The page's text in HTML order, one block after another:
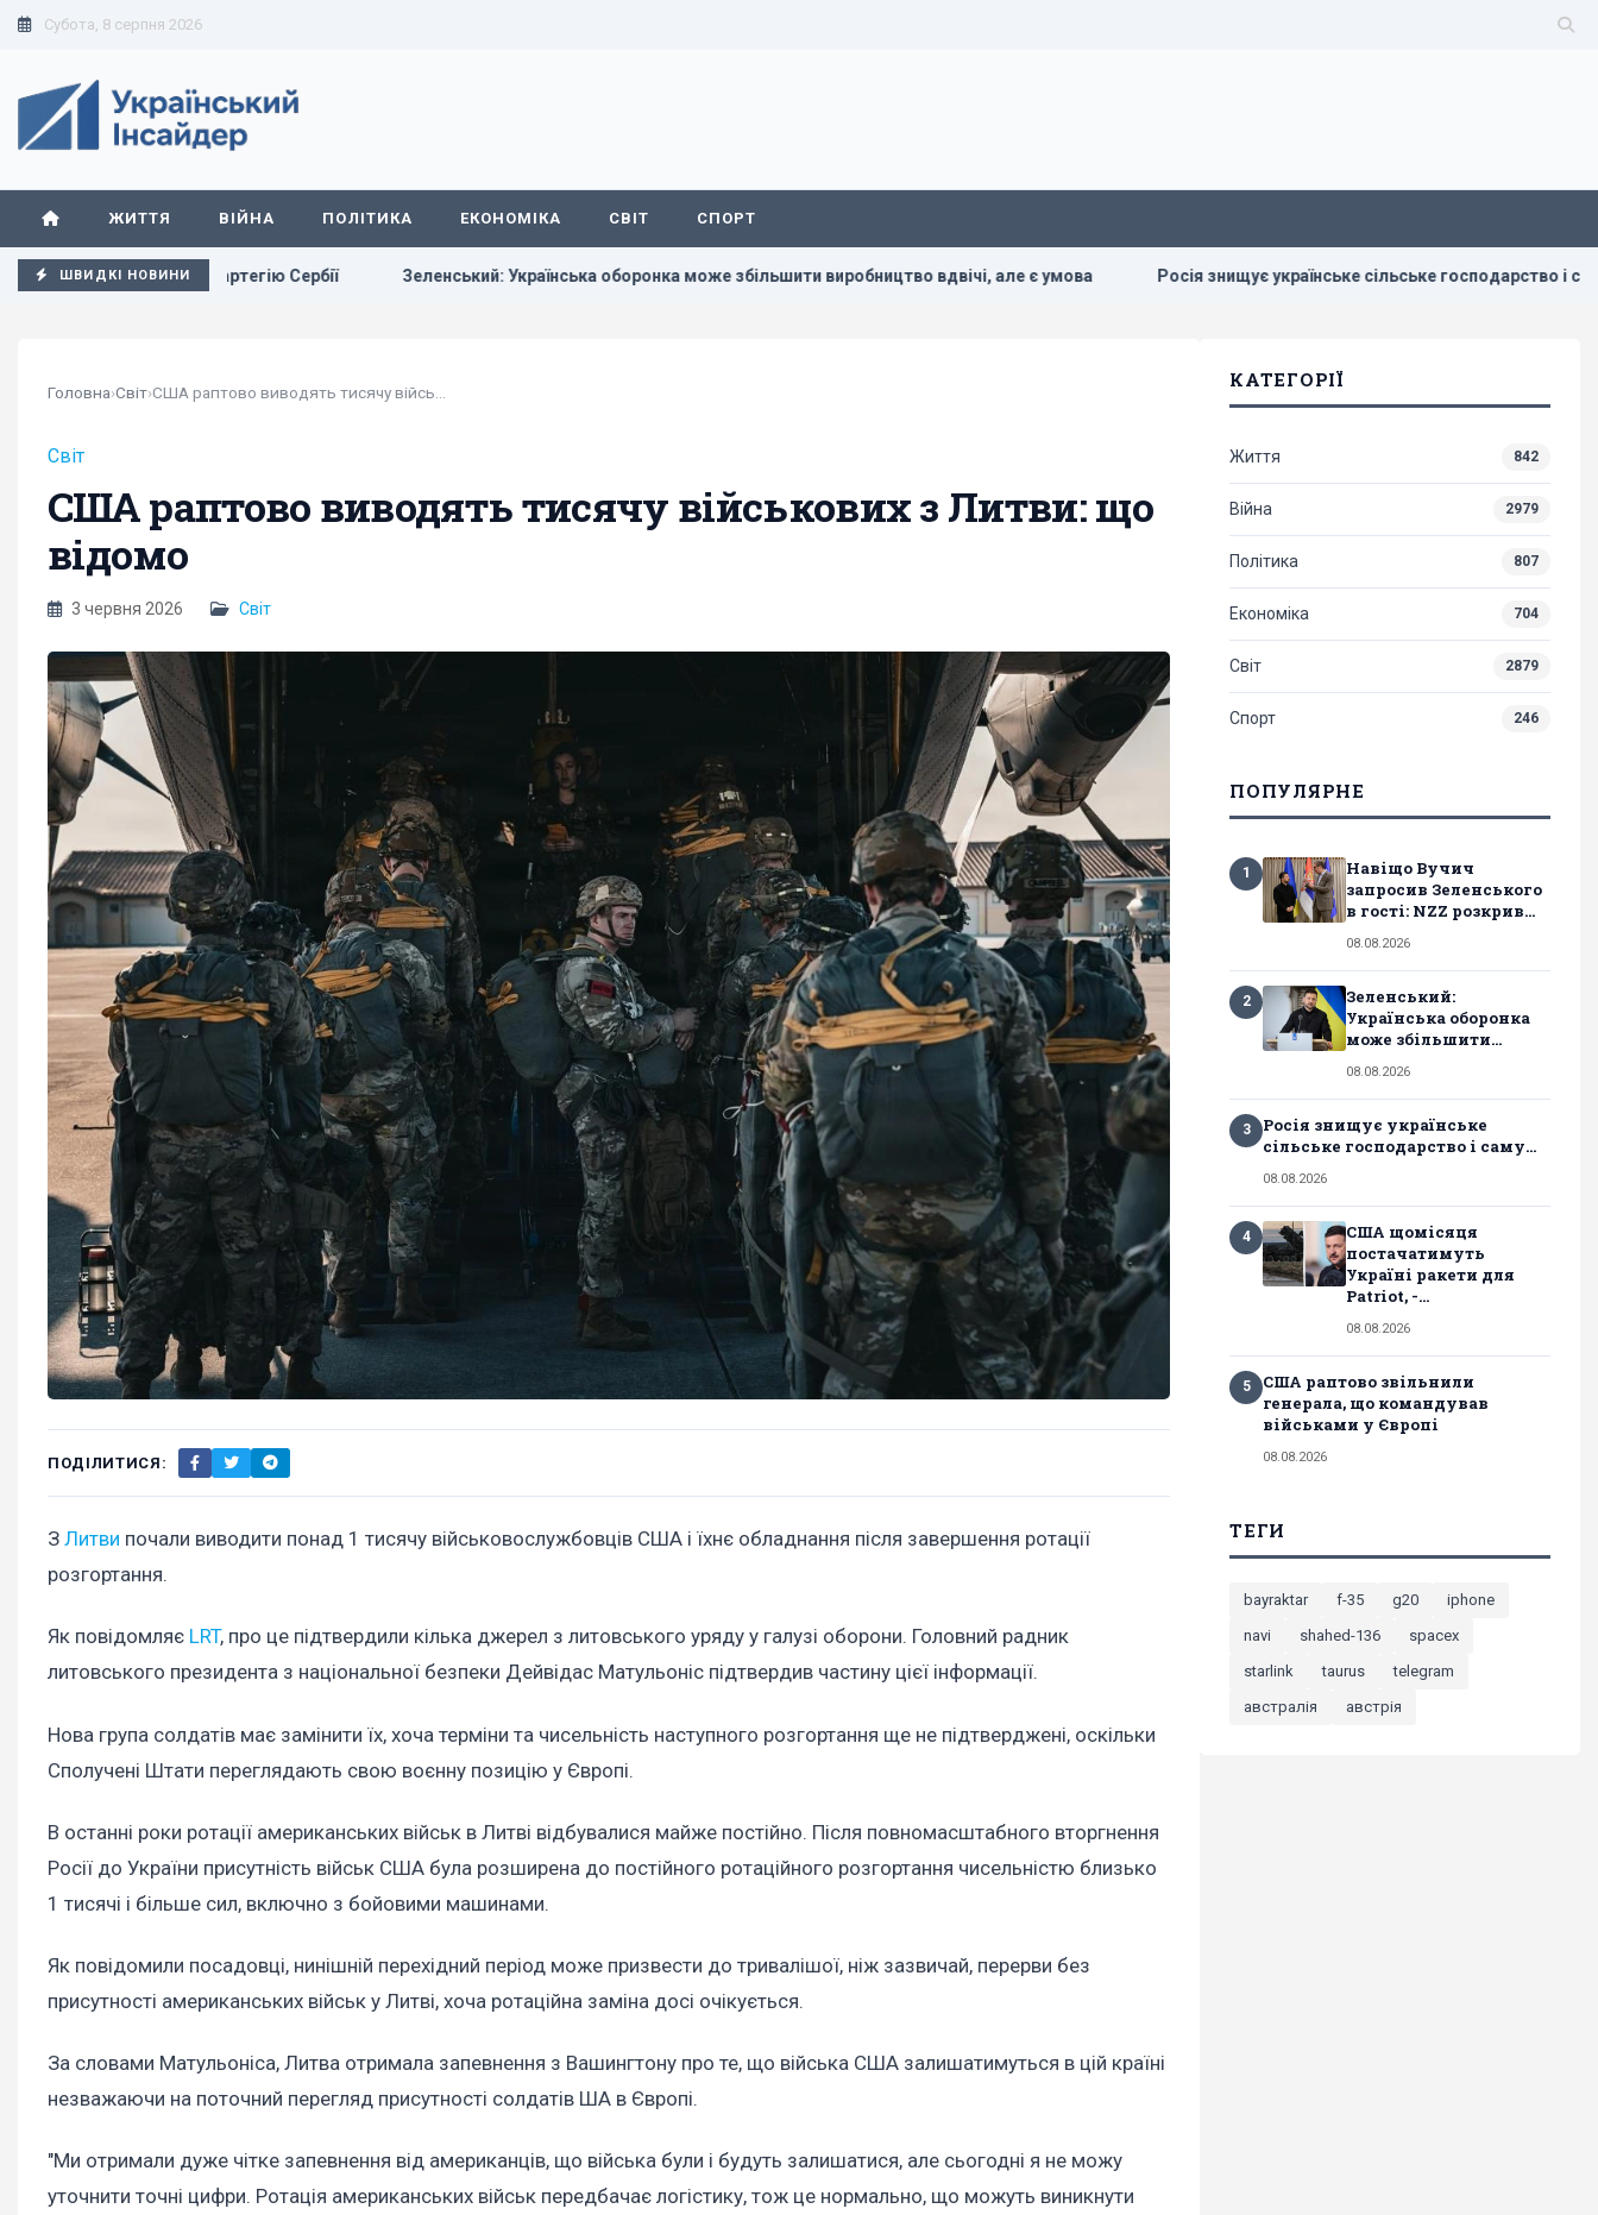
Субота, 8 серпня 2026
ЖИТТЯ ВІЙНА ПОЛІТИКА ЕКОНОМІКА СВІТ СПОРТ
ШВИДКІ НОВИНИ
стартегію Сербії Зеленський: Українська оборонка може збільшити виробництво вдвічі, але є умова Росія знищує українське сільське господарство і саму природу
Головна›Світ›
Світ
США раптово виводять тисячу військових з Литви: що
відомо
3 червня 2026 Світ
ПОДІЛИТИСЯ:
З Литви почали виводити понад 1 тисячу військовослужбовців США і їхнє обладнання після завершення ротації
розгортання.
Як повідомляє LRT, про це підтвердили кілька джерел з литовського уряду у галузі оборони. Головний радник
литовського президента з національної безпеки Дейвідас Матульоніс підтвердив частину цієї інформації.
Нова група солдатів має замінити їх, хоча терміни та чисельність наступного розгортання ще не підтверджені, оскільки
Сполучені Штати переглядають свою воєнну позицію у Європі.
В останні роки ротації американських військ в Литві відбувалися майже постійно. Після повномасштабного вторгнення
Росії до України присутність військ США була розширена до постійного ротаційного розгортання чисельністю близько
1 тисячі і більше сил, включно з бойовими машинами.
Як повідомили посадовці, нинішній перехідний період може призвести до тривалішої, ніж зазвичай, перерви без
присутності американських військ у Литві, хоча ротаційна заміна досі очікується.
За словами Матульоніса, Литва отримала запевнення з Вашингтону про те, що війська США залишатимуться в цій країні
незважаючи на поточний перегляд присутності солдатів ША в Європі.
"Ми отримали дуже чітке запевнення від американців, що війська були і будуть залишатися, але сьогодні я не можу
уточнити точні цифри. Ротація американських військ передбачає логістику, тож це нормально, що можуть виникнути
КАТЕГОРІЇ
Життя 842
Війна 2979
Політика 807
Економіка 704
Світ 2879
Спорт 246
ПОПУЛЯРНЕ
1
Навіщо Вучич
запросив Зеленського
в гості: NZZ розкрив...
08.08.2026
2
Зеленський:
Українська оборонка
може збільшити...
08.08.2026
3
Росія знищує українське
сільське господарство і саму...
08.08.2026
4
США щомісяця
постачатимуть
Україні ракети для
Patriot, -...
08.08.2026
5
США раптово звільнили
генерала, що командував
військами у Європі
08.08.2026
ТЕГИ
bayraktar f-35 g20
iphone
navi
shahed-136
spacex
starlink
taurus
telegram
австралія
австрія